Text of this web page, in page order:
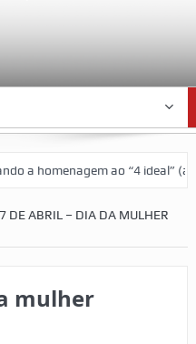
homenagem ao “4 ideal”
7 DE ABRIL – DIA DA MULHER
mulher